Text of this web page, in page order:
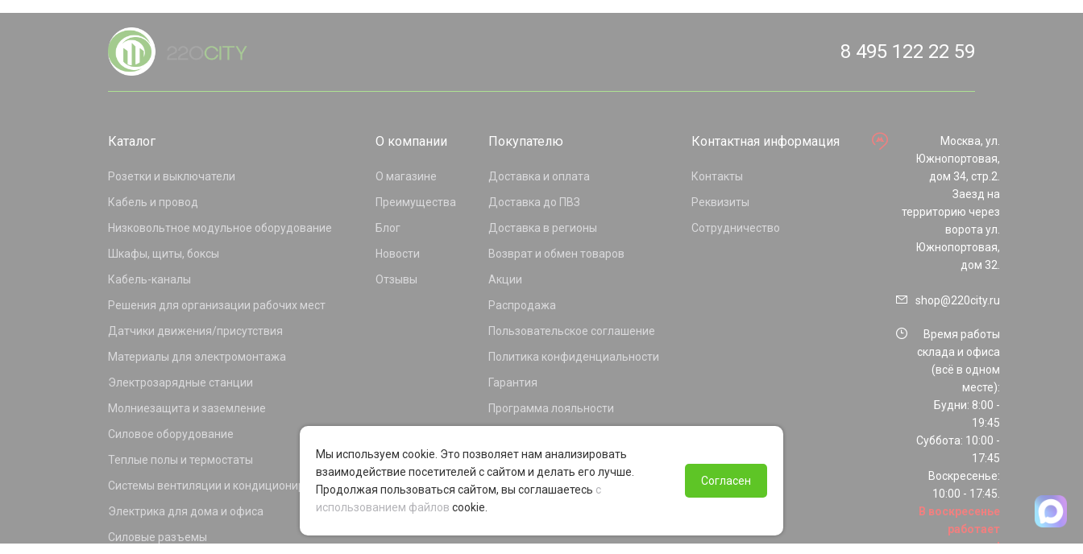
8 495 122 22 59
Каталог
Розетки и выключатели
Кабель и провод
Низковольтное модульное оборудование
Шкафы, щиты, боксы
Кабель-каналы
Решения для организации рабочих мест
Датчики движения/присутствия
Материалы для электромонтажа
Электрозарядные станции
Молниезащита и заземление
Силовое оборудование
Теплые полы и термостаты
Системы вентиляции и кондиционирования
Электрика для дома и офиса
Силовые разъемы
О компании
О магазине
Преимущества
Блог
Новости
Отзывы
Покупателю
Доставка и оплата
Доставка до ПВЗ
Доставка в регионы
Возврат и обмен товаров
Акции
Распродажа
Пользовательское соглашение
Политика конфиденциальности
Гарантия
Программа лояльности
Контактная информация
Контакты
Реквизиты
Сотрудничество
Москва, ул.
Южнопортовая,
дом 34, стр.2.
Заезд на
территорию через
ворота ул.
Южнопортовая,
дом 32.
shop@220city.ru
Время работы
склада и офиса
(всё в одном
месте):
Будни: 8:00 -
19:45
Суббота: 10:00 -
17:45
Воскресенье:
10:00 - 17:45.
В воскресенье
работает
только шоурум!
Мы используем cookie. Это позволяет нам анализировать
взаимодействие посетителей с сайтом и делать его лучше.
Продолжая пользоваться сайтом, вы соглашаетесь с
использованием файлов cookie.
Согласен